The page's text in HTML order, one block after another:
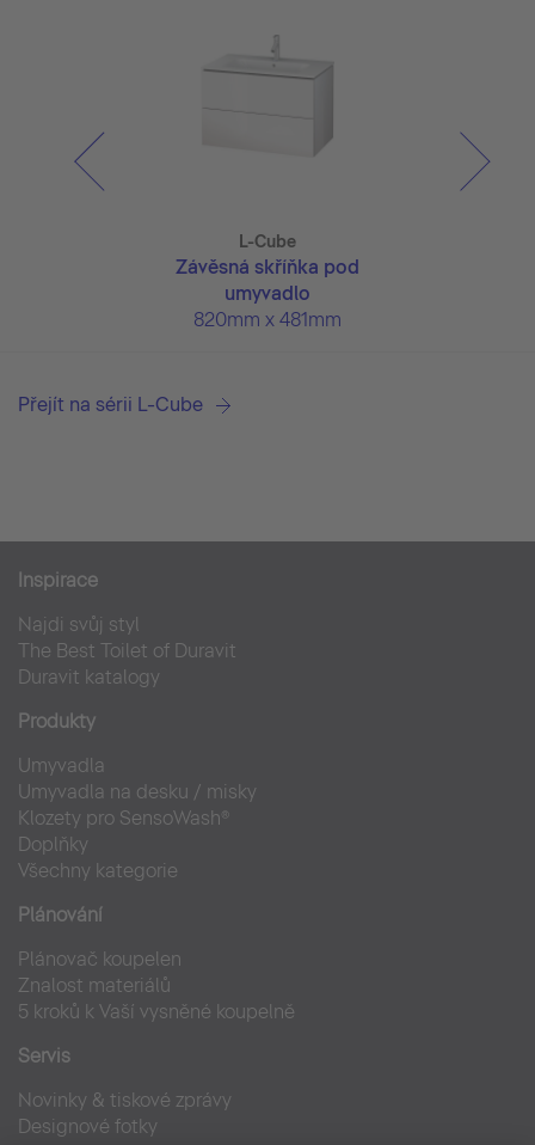
L-Cube
Závěsná skříňka pod
umyvadlo
820mm x 481mm
Přejít na sérii L-Cube
Inspirace
Najdi svůj styl
The Best Toilet of Duravit
Duravit katalogy
Produkty
Umyvadla
Umyvadla na desku / misky
Klozety pro SensoWash®
Doplňky
Všechny kategorie
Plánování
Plánovač koupelen
Znalost materiálů
5 kroků k Vaší vysněné koupelně
Servis
Novinky & tiskové zprávy
Designové fotky